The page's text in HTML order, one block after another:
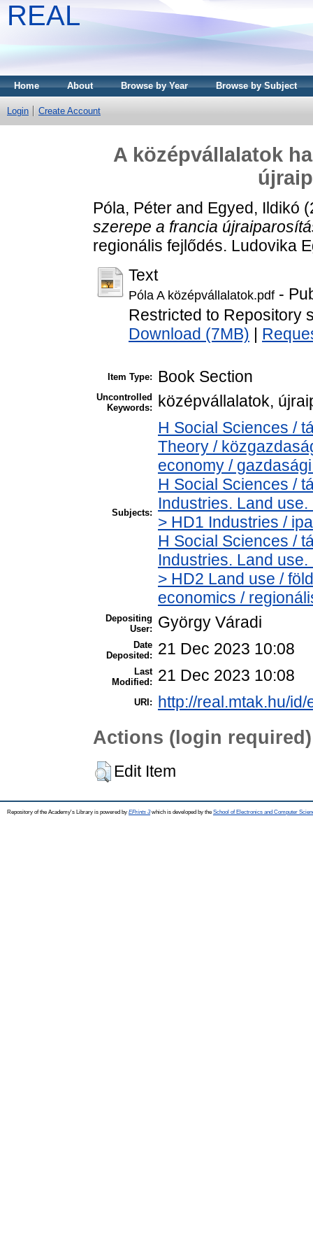
REAL
Home About Browse by Year Browse by Subject
Login Create Account
A középvállalatok
Póla, Péter and Egyed, Ildikó
szerepe a francia
regionális fejlődés. Ludovika
Text
Póla A középvállalatok.pdf -
Restricted to Repository
Download (7MB)
Item Type: Book Section
Uncontrolled
Keywords:
középvállalatok,
Subjects:
H Social Sciences /
Theory /
economy /
H Social Sciences /
Industries. Land
> HD1 Industries /
H Social Sciences /
Industries. Land
> HD2 Land use /
economics /
Depositing
User:
György Váradi
Date
Deposited:
21 Dec 2023 10:08
Last
Modified:
21 Dec 2023 10:08
URI: http://real.mtak.hu/
Actions (login required)
Edit Item
Repository of the Academy's Library is powered by EPrints 3which is developed by the School of Electronics and Computer